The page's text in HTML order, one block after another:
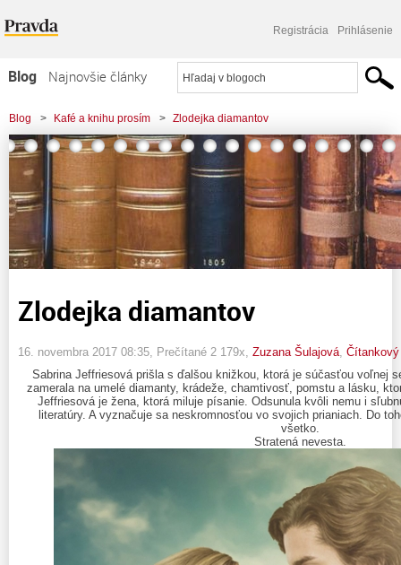
Registrácia Prihlásenie
Blog
Najnovšie články
Najčítanejšie články
Najkomentovanejšie články
Zoznam blogov
Komerčné blogy
Blog > Kafé a knihu prosím > Zlodejka diamantov
Zlodejka diamantov
16. novembra 2017 08:35 , Prečítané 2 179x, Zuzana Šulajová
Sabrina Jeffriesová prišla s ďalšou knižkou, ktorá je súčasťou voľnej
zamerala na umelé diamanty, krádeže, chamtivosť, pomstu a lásku,
Jeffriesová je žena, ktorá miluje písanie. Odsunula kvôli nemu i
literatúry. A vyznačuje sa neskromnosťou vo svojich prianiach. Do
všetko.
Stratená nevesta.